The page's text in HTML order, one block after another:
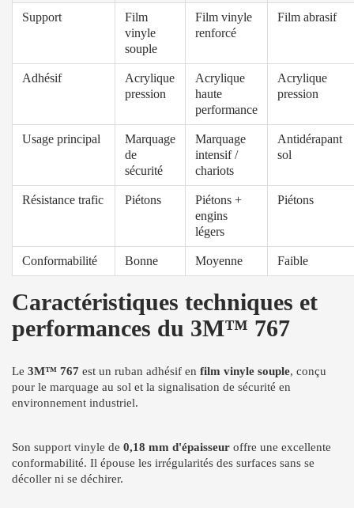
Support
Film
vinyle
souple
Film vinyle
renforcé
Film abrasif
Adhésif
Acrylique
pression
Acrylique
haute
performance
Acrylique
pression
Usage principal
Marquage
de
sécurité
Marquage
intensif /
chariots
Antidérapant
sol
Résistance trafic Piétons
Piétons +
engins
légers
Piétons
Conformabilité Bonne Moyenne Faible
Caractéristiques techniques et
performances du 3M™ 767
Le 3M™ 767 est un ruban adhésif en film vinyle souple, conçu
pour le marquage au sol et la signalisation de sécurité en
environnement industriel.
Son support vinyle de 0,18 mm d'épaisseur offre une excellente
conformabilité. Il épouse les irrégularités des surfaces sans se
décoller ni se déchirer.